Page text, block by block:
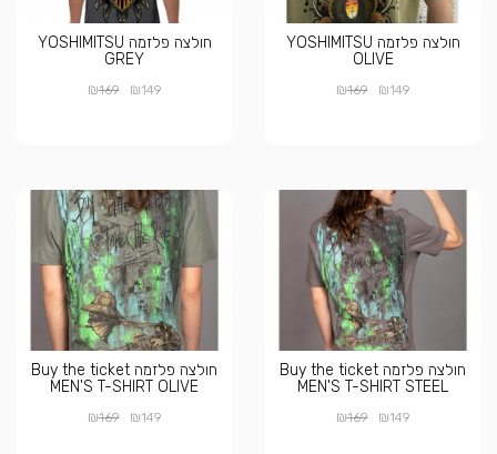
חולצה פלזמה YOSHIMITSU
OLIVE
₪149
₪169
חולצה פלזמה YOSHIMITSU
GREY
₪149
₪169
חולצה פלזמה Buy the ticket
MEN'S T-SHIRT STEEL
₪149
₪169
חולצה פלזמה Buy the ticket
MEN'S T-SHIRT OLIVE
₪149
₪169